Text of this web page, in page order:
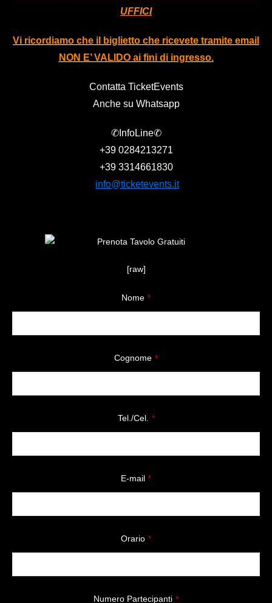
UFFICI
Vi ricordiamo che il biglietto che ricevete tramite email
NON E’ VALIDO ai fini di ingresso.
Contatta TicketEvents
Anche su Whatsapp
✆InfoLine✆
+39 0284213271
+39 3314661830
info@ticketevents.it
[raw]
Nome *
Cognome *
Tel./Cel. *
E-mail *
Orario *
Numero Partecipanti *